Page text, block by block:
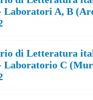
Laboratori A, B
di Letteratura
Laboratorio C